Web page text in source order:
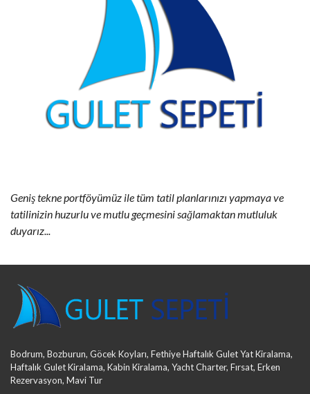
Geniş tekne portföyümüz ile tüm tatil planlarınızı yapmaya ve
tatilinizin huzurlu ve mutlu geçmesini sağlamaktan mutluluk
duyarız...
Bodrum, Bozburun, Göcek Koyları, Fethiye Haftalık Gulet Yat Kiralama,
Haftalık Gulet Kiralama, Kabin Kiralama, Yacht Charter, Fırsat, Erken
Rezervasyon, Mavi Tur